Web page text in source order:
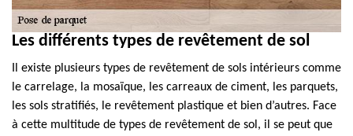
Les différents types de revêtement de sol
Il existe plusieurs types de revêtement de sols intérieurs comme
le carrelage, la mosaïque, les carreaux de ciment, les parquets,
les sols stratifiés, le revêtement plastique et bien d’autres. Face
à cette multitude de types de revêtement de sol, il se peut que